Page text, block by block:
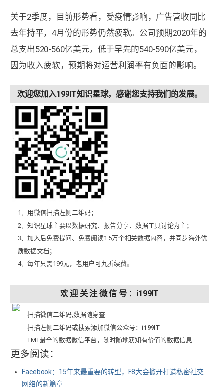
关于2季度，目前形势看，受疫情影响，广告营收同比
去年持平，4月份的形势仍然疲软。公司预期2020年的
总支出520-560亿美元，低于早先的540-590亿美元，
因为收入疲软，预期将对运营利润率有负面的影响。
欢迎您加入199IT知识星球，感谢您支持我们的发展。
1、用微信扫描左侧二维码；
2、知识星球主要以数据研究、报告分享、数据工具讨论为主；
3、加入后免费提问、免费阅读1.5万个相关数据内容，并同步海外优
质数据文档；
4、每年只需199元，老用户可九折续费。
欢 迎 关 注 微 信 号 ：i199IT
扫描微信二维码,数据随身查
扫描左侧二维码或搜索添加微信公众号： i199IT
TMT最全的数据微信平台，随时随地获知有价值的数据信息
更多阅读：
Facebook：15年来最重要的转型，F8大会掀开打造私密社交
网络的新篇章